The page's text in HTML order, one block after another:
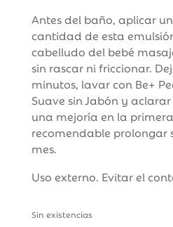
Antes del baño, aplicar
cantidad de esta
cabelludo del bebé
sin rascar ni friccionar.
minutos, lavar con Be+
Suave sin Jabón y
una mejoría en la
recomendable prolongar
mes.
Uso externo. Evitar el
Sin existencias